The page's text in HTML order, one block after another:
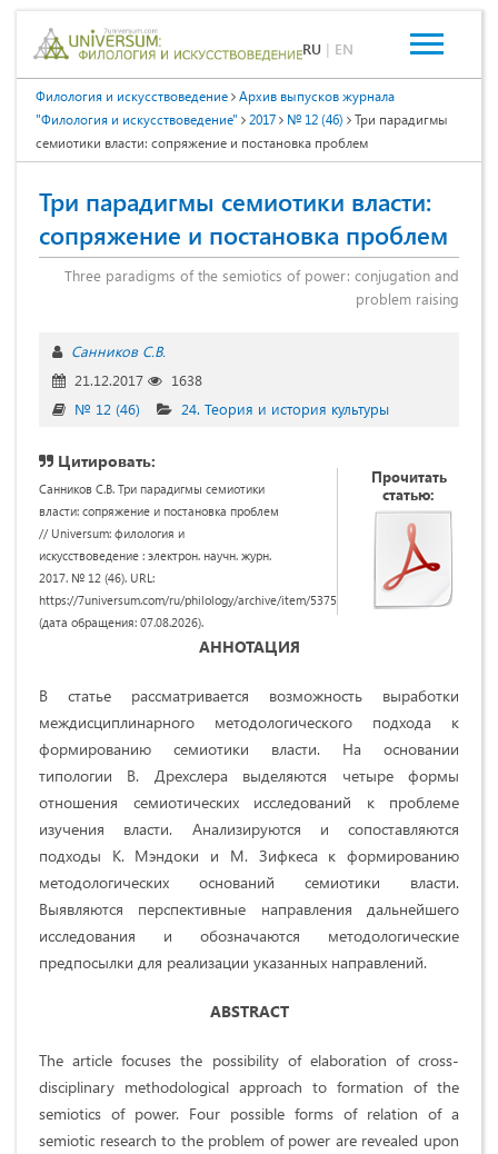
RU | EN
Филология и искусствоведение
Архив выпусков журнала
"Филология и искусствоведение"
2017 № 12 (46)
Три парадигмы
семиотики власти: сопряжение и постановка проблем
Три парадигмы семиотики власти:
сопряжение и постановка проблем
Three paradigms of the semiotics of power: conjugation and
problem raising
Санников С.В.
21.12.2017
1638
№ 12 (46)
24. Теория и история культуры
Цитировать:
Санников С.В. Три парадигмы семиотики
власти: сопряжение и постановка проблем
// Universum: филология и
искусствоведение : электрон. научн. журн.
2017. № 12 (46). URL:
https://7universum.com/ru/philology/archive/item/5375
(дата обращения: 07.08.2026).
Прочитать
статью:
АННОТАЦИЯ
В статье рассматривается возможность выработки
междисциплинарного методологического подхода к
формированию семиотики власти. На основании
типологии В. Дрехслера выделяются четыре формы
отношения семиотических исследований к проблеме
изучения власти. Анализируются и сопоставляются
подходы К. Мэндоки и М. Зифкеса к формированию
методологических оснований семиотики власти.
Выявляются перспективные направления дальнейшего
исследования и обозначаются методологические
предпосылки для реализации указанных направлений.
ABSTRACT
The article focuses the possibility of elaboration of cross-
disciplinary methodological approach to formation of the
semiotics of power. Four possible forms of relation of a
semiotic research to the problem of power are revealed upon